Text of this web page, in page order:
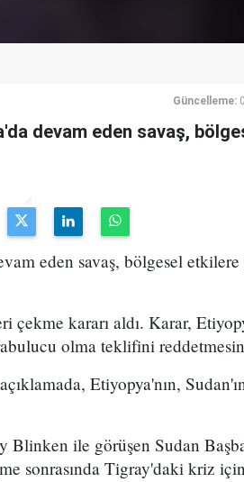
Güncelleme:
devam eden savaş,
eden savaş, bölgesel
kararı aldı. Karar,
olma teklifini
Etiyopya'nın,
ile görüşen Sudan
sonrasında Tigray'daki kriz